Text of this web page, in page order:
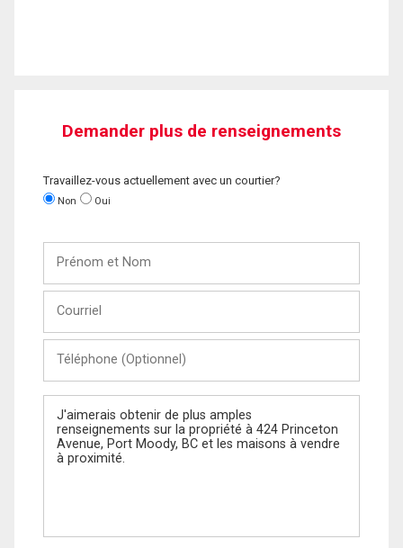
Demander plus de renseignements
Travaillez-vous actuellement avec un courtier?
Non Oui
Nom
(Optionnel)
Message